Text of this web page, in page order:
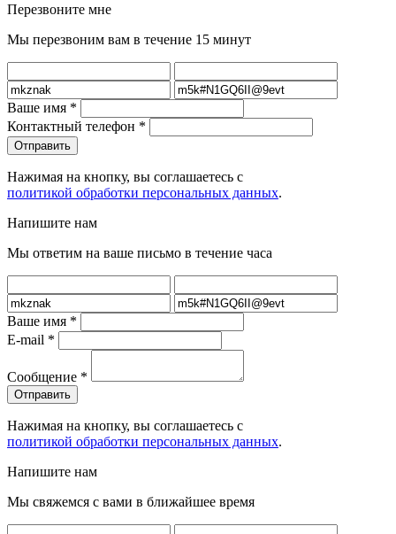
Перезвоните мне
Мы перезвоним вам в течение 15 минут
Ваше имя *
Контактный телефон *
Нажимая на кнопку, вы соглашаетесь с
политикой обработки персональных данных.
Напишите нам
Мы ответим на ваше письмо в течение часа
Ваше имя *
E-mail *
Сообщение *
Нажимая на кнопку, вы соглашаетесь с
политикой обработки персональных данных.
Напишите нам
Мы свяжемся с вами в ближайшее время